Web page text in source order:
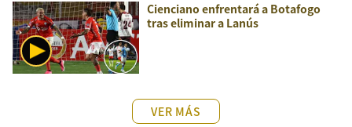
Cienciano enfrentará a Botafogo
tras eliminar a Lanús
VER MÁS